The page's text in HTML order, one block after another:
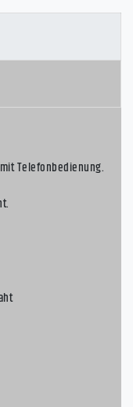
Telefonbedienung.